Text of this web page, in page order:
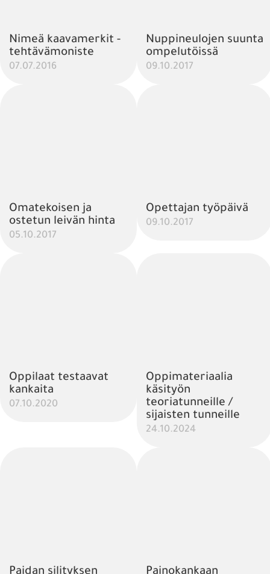
Nimeä kaavamerkit -
tehtävämoniste
07.07.2016
Nuppineulojen suunta
ompelutöissä
09.10.2017
Omatekoisen ja
ostetun leivän hinta
05.10.2017
Opettajan työpäivä
09.10.2017
Oppilaat testaavat
kankaita
07.10.2020
Oppimateriaalia
käsityön
teoriatunneille /
sijaisten tunneille
24.10.2024